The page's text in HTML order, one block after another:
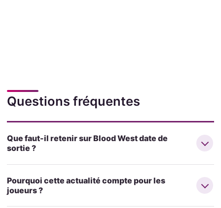
Questions fréquentes
Que faut-il retenir sur Blood West date de
sortie ?
Pourquoi cette actualité compte pour les
joueurs ?